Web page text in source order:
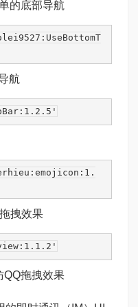
的底部导航
航
拽效果
拖拽效果